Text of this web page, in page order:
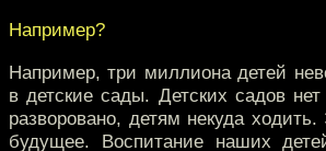
Например?
Например, три миллиона детей
в детские сады. Детских садов
разворовано, детям некуда
будущее. Воспитание наших